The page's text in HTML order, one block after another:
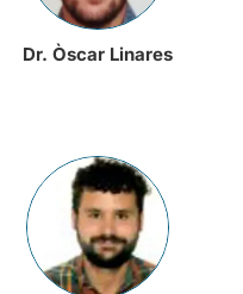
Dr. Òscar Linares